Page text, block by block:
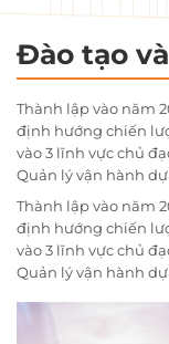
Đào tạo
Thành lập vào năm
định hướng chiến
vào 3 lĩnh vực chủ
Quản lý vận hành dự
Thành lập vào năm
định hướng chiến
vào 3 lĩnh vực chủ
Quản lý vận hành dự